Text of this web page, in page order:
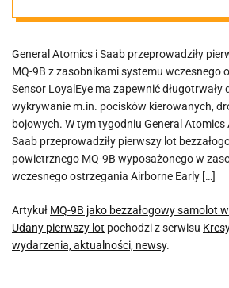
Udany
lot
General Atomics i Saab przeprowadziły
MQ-9B z zasobnikami systemu wczesnego
Sensor LoyalEye ma zapewnić
wykrywanie m.in. pocisków kierowanych,
bojowych. W tym tygodniu General
Saab przeprowadziły pierwszy lot
powietrznego MQ-9B wyposażonego w
wczesnego ostrzegania Airborne Early […]
Artykuł MQ-9B jako bezzałogowy samolot
Udany pierwszy lot pochodzi z serwisu
wydarzenia, aktualności, newsy.